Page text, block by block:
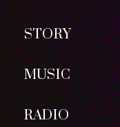
STORY
MUSIC
RADIO